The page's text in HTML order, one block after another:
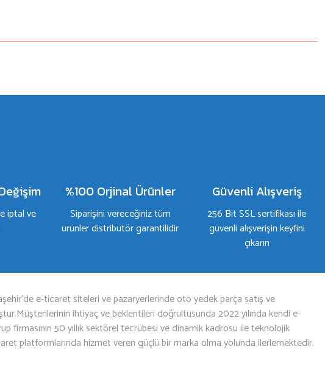
iptal ve
%100 Orjinal Ürünler
Siparişini vereceğiniz tüm
ürünler distribütör garantilidir
Güvenli Alışveriş
256 Bit SSL sertifikası ile
güvenli alışverişin keyfini
çıkarın
e-ticaret siteleri ve pazaryerlerinde oto yedek parça satış ve
ihtiyaç ve beklentileri doğrultusunda 2022 yılında kendi e-
firmasının 50 yıllık sektörel tecrübesi ve dinamik kadrosu ile teknolojik
platformlarında hizmet veren güçlü bir marka olma yolunda ilerlemektedir.